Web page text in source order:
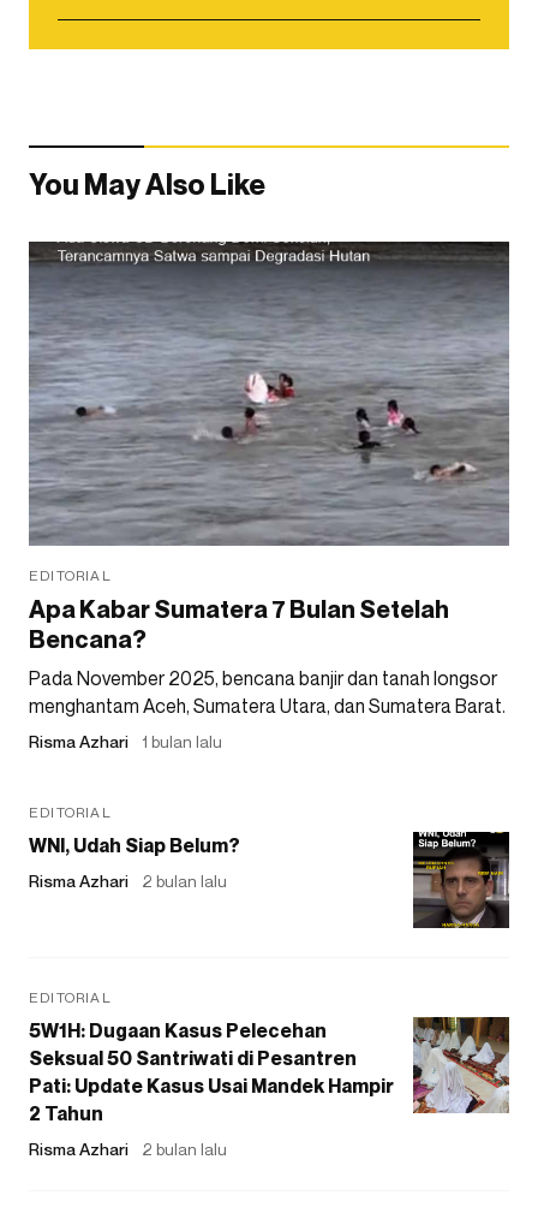
You May Also Like
EDITORIAL
Apa Kabar Sumatera 7 Bulan Setelah
Bencana?
Pada November 2025, bencana banjir dan tanah longsor
menghantam Aceh, Sumatera Utara, dan Sumatera Barat.
Risma Azhari 1 bulan lalu
EDITORIAL
WNI, Udah Siap Belum?
Risma Azhari 2 bulan lalu
EDITORIAL
5W1H: Dugaan Kasus Pelecehan
Seksual 50 Santriwati di Pesantren
Pati: Update Kasus Usai Mandek Hampir
2 Tahun
Risma Azhari 2 bulan lalu